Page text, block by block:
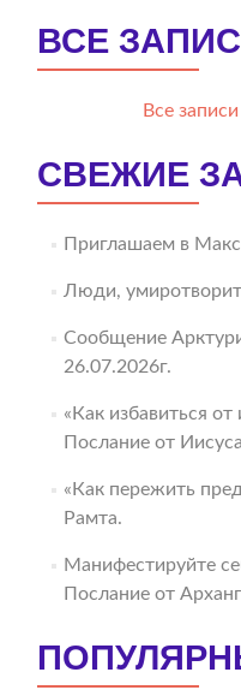
ВСЕ
Все
СВЕЖИЕ
Приглашаем в
Люди,
Сообщение
26.07.2026г.
«Как избавиться
Послание от
«Как пережить
Рамта.
Манифестируйте
Послание от